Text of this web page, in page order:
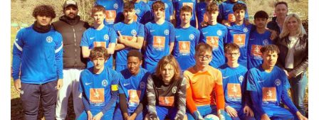
Über uns
Termine/Ergebnisse
Sponsoren
Passwesen